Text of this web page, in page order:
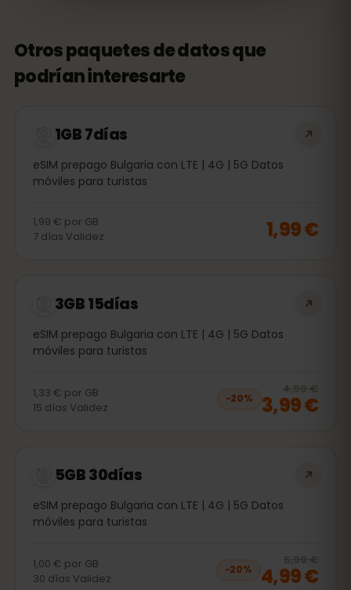
Otros paquetes de datos que
podrían interesarte
1GB 7días
eSIM prepago Bulgaria con LTE | 4G | 5G Datos
móviles para turistas
1,99 € por GB
7 días Validez 1,99 €
3GB 15días
eSIM prepago Bulgaria con LTE | 4G | 5G Datos
móviles para turistas
1,33 € por GB
15 días Validez
−20%
4,99 €
3,99 €
5GB 30días
eSIM prepago Bulgaria con LTE | 4G | 5G Datos
móviles para turistas
1,00 € por GB
30 días Validez
−20%
5,99 €
4,99 €